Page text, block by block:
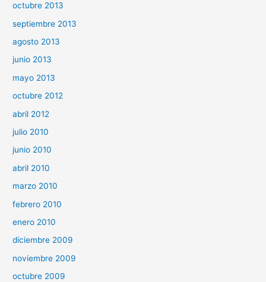
octubre 2013
septiembre 2013
agosto 2013
junio 2013
mayo 2013
octubre 2012
abril 2012
julio 2010
junio 2010
abril 2010
marzo 2010
febrero 2010
enero 2010
diciembre 2009
noviembre 2009
octubre 2009